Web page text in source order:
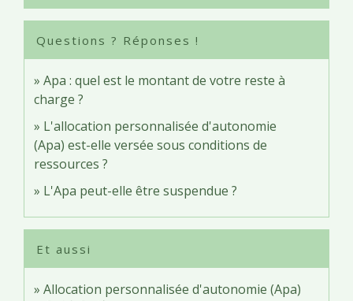
Questions ? Réponses !
Apa : quel est le montant de votre reste à
charge ?
L'allocation personnalisée d'autonomie
(Apa) est-elle versée sous conditions de
ressources ?
L'Apa peut-elle être suspendue ?
Et aussi
Allocation personnalisée d'autonomie (Apa)